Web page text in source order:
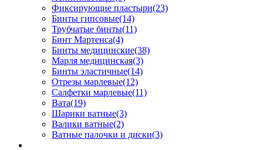
Фиксирующие пластыри(23)
Бинты гипсовые(14)
Трубчатые бинты(11)
Бинт Мартенса(4)
Бинты медицинские(38)
Марля медицинская(3)
Бинты эластичные(14)
Отрезы марлевые(12)
Салфетки марлевые(11)
Вата(19)
Шарики ватные(3)
Валики ватные(2)
Ватные палочки и диски(3)